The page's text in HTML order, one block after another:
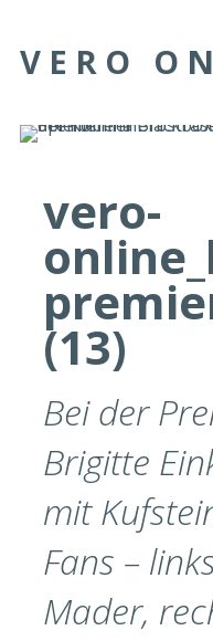
VERO
vero-
(13)
Bei der
Brigitte
mit
Fans –
Mader,